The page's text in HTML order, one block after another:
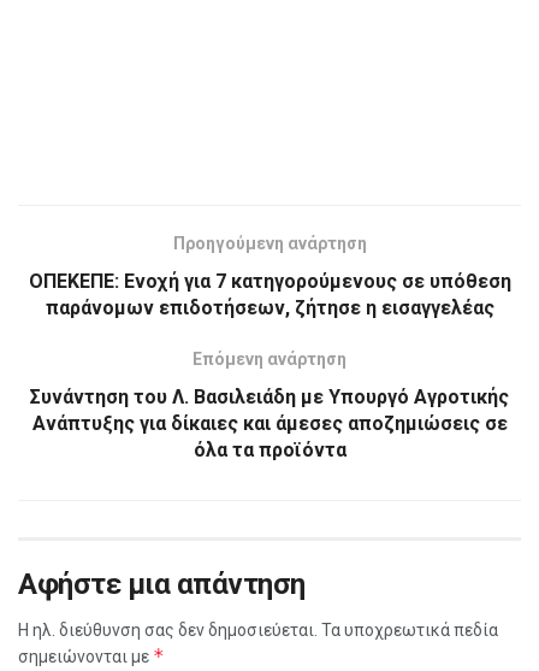
Προηγούμενη ανάρτηση
ΟΠΕΚΕΠΕ: Ενοχή για 7 κατηγορούμενους σε υπόθεση
παράνομων επιδοτήσεων, ζήτησε η εισαγγελέας
Επόμενη ανάρτηση
Συνάντηση του Λ. Βασιλειάδη με Υπουργό Αγροτικής
Ανάπτυξης για δίκαιες και άμεσες αποζημιώσεις σε
όλα τα προϊόντα
Αφήστε μια απάντηση
Η ηλ. διεύθυνση σας δεν δημοσιεύεται. Τα υποχρεωτικά πεδία
σημειώνονται με *